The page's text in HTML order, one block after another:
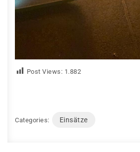
Post Views: 1.882
Categories: Einsätze